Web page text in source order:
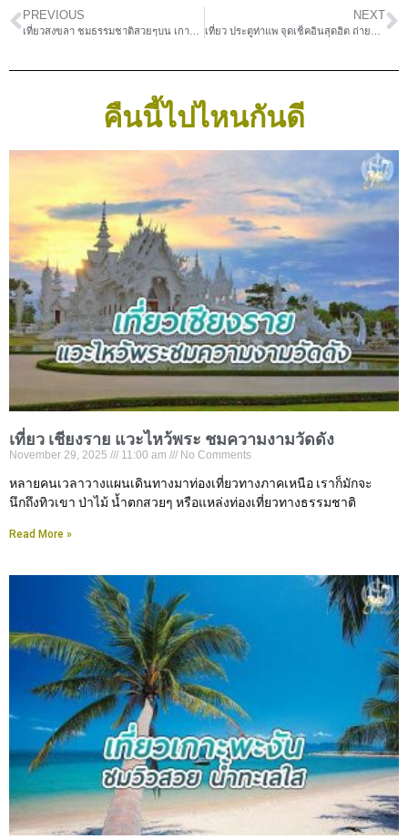
PREVIOUS NEXT
คืนนี้ไปไหนกันดี
เที่ยว เชียงราย แวะไหว้พระ ชมความงามวัดดัง
November 29, 2025 11:00 am No Comments
หลายคนเวลาวางแผนเดินทางมาท่องเที่ยวทางภาคเหนือ เราก็มักจะ
นึกถึงทิวเขา ป่าไม้ น้ำตกสวยๆ หรือแหล่งท่องเที่ยวทางธรรมชาติ
Read More »